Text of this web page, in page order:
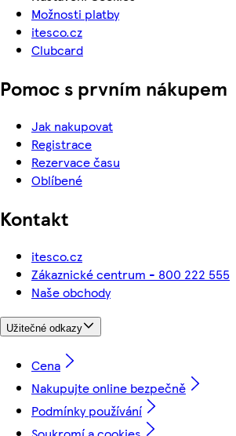
Možnosti platby
itesco.cz
Clubcard
Pomoc s prvním nákupem
Jak nakupovat
Registrace
Rezervace času
Oblíbené
Kontakt
itesco.cz
Zákaznické centrum - 800 222 555
Naše obchody
Užitečné odkazy
Cena
Nakupujte online bezpečně
Podmínky používání